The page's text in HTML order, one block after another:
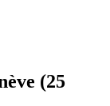
(25